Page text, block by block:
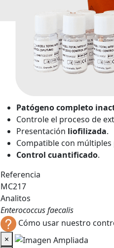
Patógeno completo
Controle el proceso de
Presentación liofilizada.
Compatible con
Control cuantificado.
Referencia
MC217
Analitos
Enterococcus faecalis
Cómo usar nuestro
×